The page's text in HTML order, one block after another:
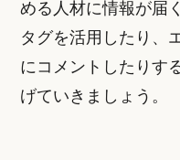
める人材に情報が届
タグを活用したり、
にコメントしたりす
げていきましょう。